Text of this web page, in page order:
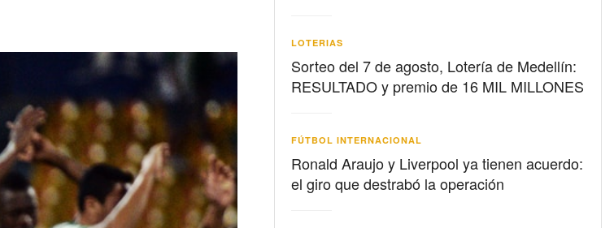
LOTERIAS
Sorteo del 7 de agosto, Lotería de Medellín:
RESULTADO y premio de 16 MIL MILLONES
FÚTBOL INTERNACIONAL
Ronald Araujo y Liverpool ya tienen acuerdo:
el giro que destrabó la operación